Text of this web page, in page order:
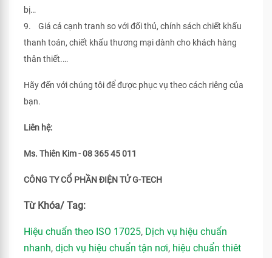
bị…
9. Giá cả cạnh tranh so với đối thủ, chính sách chiết khấu
thanh toán, chiết khấu thương mại dành cho khách hàng
thân thiết.…
Hãy đến với chúng tôi để được phục vụ theo cách riêng của
bạn.
Liên hệ:
Ms. Thiên Kim - 08 365 45 011
CÔNG TY CỔ PHẦN ĐIỆN TỬ G-TECH
Từ Khóa/ Tag:
Hiệu chuẩn theo ISO 17025, Dịch vụ hiệu chuẩn
nhanh, dịch vụ hiệu chuẩn tận nơi, hiệu chuẩn thiêt